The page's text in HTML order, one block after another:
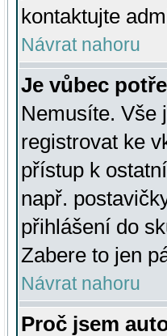
kontaktujte
Návrat nahoru
Je vůbec
Nemusíte. Vše
registrovat ke
přístup k
např.
přihlášení do
Zabere to jen
Návrat nahoru
Proč jsem